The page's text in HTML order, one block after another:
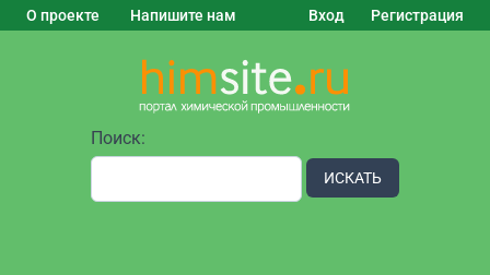
О проекте Напишите нам Вход Регистрация
Поиск:
ИСКАТЬ